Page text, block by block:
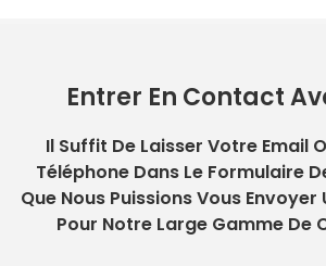
Entrer En Contact
Il Suffit De Laisser Votre Email
Téléphone Dans Le Formulaire
Que Nous Puissions Vous
Pour Notre Large Gamme De